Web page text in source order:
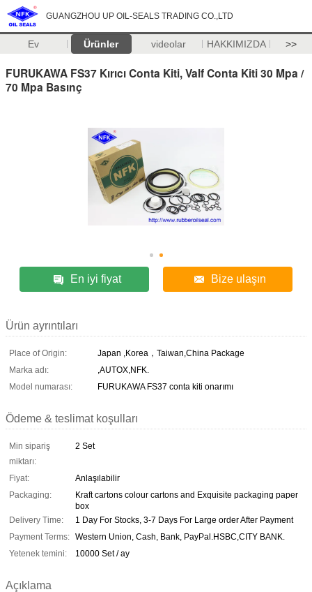
GUANGZHOU UP OIL-SEALS TRADING CO.,LTD
Ev Ürünler videolar HAKKIMIZDA >>
FURUKAWA FS37 Kırıcı Conta Kiti, Valf Conta Kiti 30 Mpa /
70 Mpa Basınç
En iyi fiyat Bize ulaşın
Ürün ayrıntıları
Place of Origin:
Japan ,Korea，Taiwan,China Package
Marka adı:
,AUTOX,NFK.
Model numarası:
FURUKAWA FS37 conta kiti onarımı
Ödeme & teslimat koşulları
Min sipariş
miktarı:
2 Set
Fiyat:
Anlaşılabilir
Packaging:
Kraft cartons colour cartons and Exquisite packaging paper
box
Delivery Time:
1 Day For Stocks, 3-7 Days For Large order After Payment
Payment Terms: Western Union, Cash, Bank, PayPal.HSBC,CITY BANK.
Yetenek temini:
10000 Set / ay
Açıklama